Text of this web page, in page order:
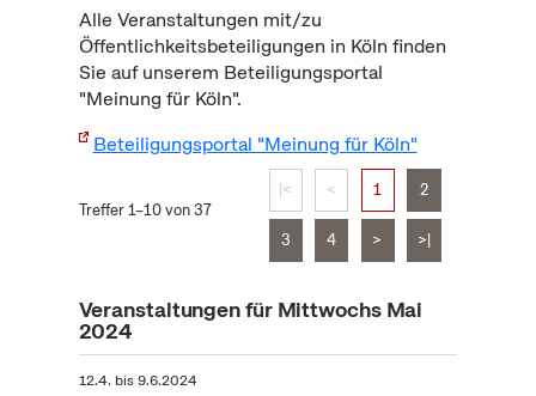
Alle Veranstaltungen mit/zu
Öffentlichkeitsbeteiligungen in Köln finden
Sie auf unserem Beteiligungsportal
"Meinung für Köln".
Beteiligungsportal "Meinung für Köln"
Treffer 1–10 von 37
|< < 1 2
3 4 > >|
Veranstaltungen für Mittwochs Mai
2024
12.4. bis9.6.2024